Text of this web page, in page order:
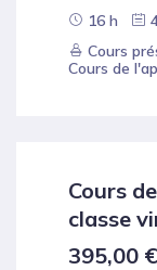
16 h
Cours
Cours de
Cours
classe
395,00 €